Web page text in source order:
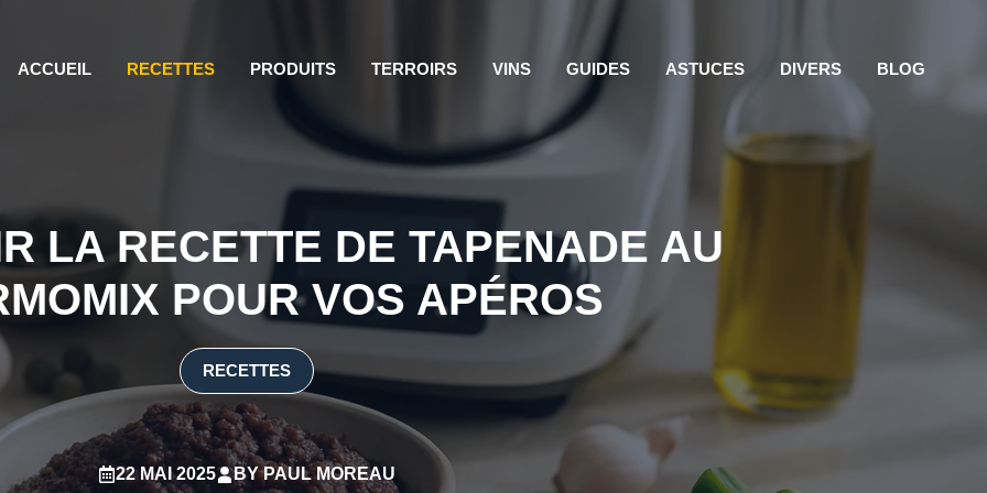
ACCUEIL RECETTES PRODUITS TERROIRS VINS GUIDES ASTUCES DIVERS BLOG
LA RECETTE DE TAPENADE AU
POUR VOS APÉROS
RECETTES
22 MAI 2025 BYPAUL MOREAU